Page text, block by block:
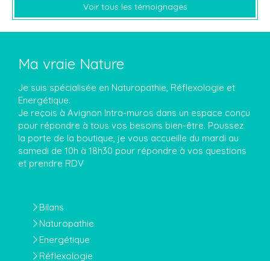
Voir tous les témoignages
Ma vraie Nature
Je suis spécialisée en Naturopathie, Réflexologie et
Energétique.
Je reçois à Avignon Intra-muros dans un espace conçu
pour répondre à tous vos besoins bien-être. Poussez
la porte de la boutique, je vous accueille du mardi au
samedi de 10h à 18h30 pour répondre à vos questions
et prendre RDV
Bilans
Naturopathie
Energétique
Réflexologie